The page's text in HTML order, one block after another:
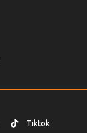
Tiktok